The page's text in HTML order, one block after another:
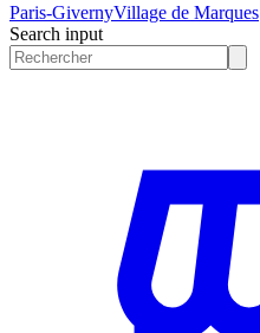
Paris-GivernyVillage de Marques
Search input